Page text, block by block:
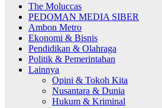
The Moluccas
PEDOMAN MEDIA SIBER
Ambon Metro
Ekonomi & Bisnis
Pendidikan & Olahraga
Politik & Pemerintahan
Lainnya
Opini & Tokoh Kita
Nusantara & Dunia
Hukum & Kriminal